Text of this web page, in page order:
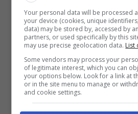
Tutto è nato dopo anche
maquando io sono
innamorata non ho occhi
uomo. Certo, ho fatto
ma sono cose che dici
quando sono fidanzata
Your personal data will be processed
your device (cookies, unique
data) may be stored by, accessed by
partners, or used specifically by this
may use precise geolocation data. List
Some vendors may process your
of legitimate interest, which you can
your options below. Look for a link at
or in the site menu to manage or
and cookie settings.